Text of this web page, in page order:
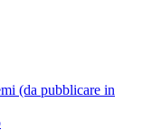
(da pubblicare in